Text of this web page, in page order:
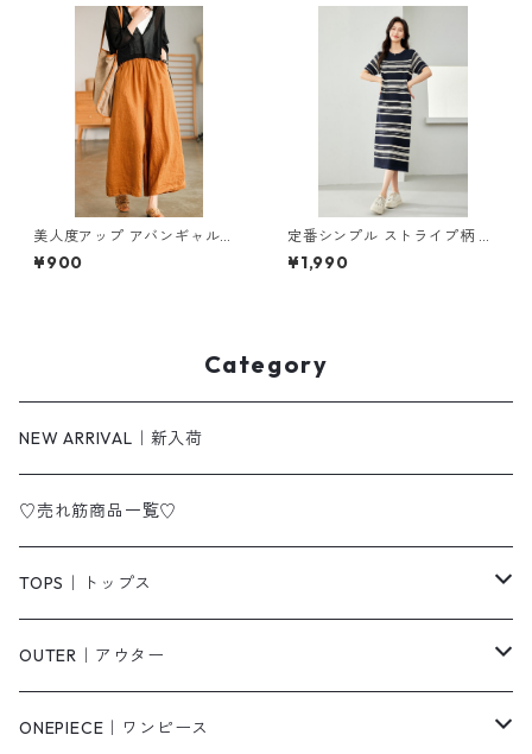
美人度アップ アバンギャルド
ワイドパンツ m-592
¥900
定番シンプル ストライプ柄 切
り替え アイスシルク ニットワ
ンピース m-269
¥1,990
Category
NEW ARRIVAL｜新入荷
♡売れ筋商品一覧♡
TOPS｜トップス
Tシャツ/カットソー
シャツ/ブラウス
OUTER｜アウター
ジャケット/ブルゾン
ONEPIECE｜ワンピース